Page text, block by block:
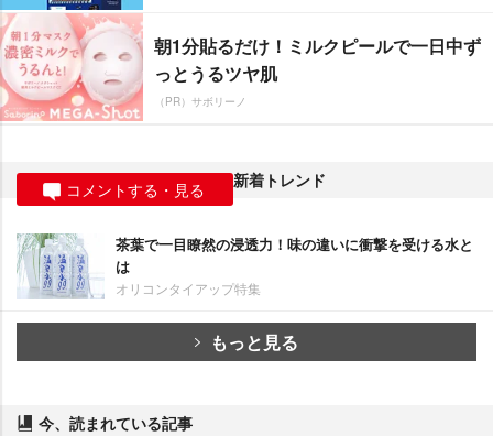
朝1分貼るだけ！ミルクピールで一日中ず
っとうるツヤ肌
（PR）サボリーノ
コメントする・見る 新着トレンド
茶葉で一目瞭然の浸透力！味の違いに衝撃を受ける水と
は
オリコンタイアップ特集
もっと見る
今、読まれている記事